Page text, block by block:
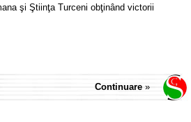
şi Ştiinţa Turceni obţinând victorii
Continuare »